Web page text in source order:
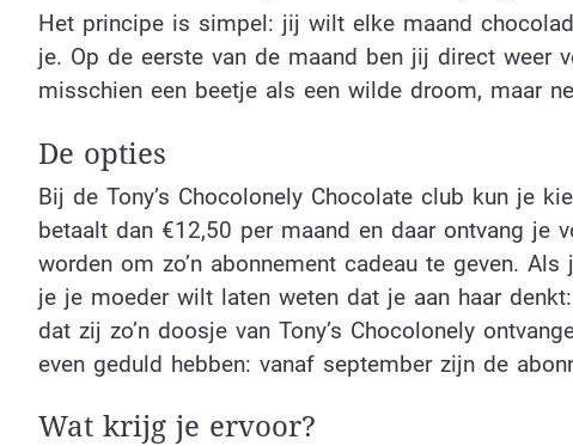
Het principe is simpel: jij wilt elke maand
je. Op de eerste van de maand ben jij direct weer
misschien een beetje als een wilde droom, maar
De opties
Bij de Tony’s Chocolonely Chocolate club kun je
betaalt dan €12,50 per maand en daar ontvang je
worden om zo’n abonnement cadeau te geven.
je je moeder wilt laten weten dat je aan haar
dat zij zo’n doosje van Tony’s Chocolonely
even geduld hebben: vanaf september zijn de
Wat krijg je ervoor?